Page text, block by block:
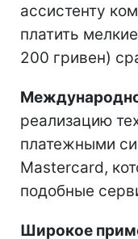
ассистенту
платить
200 гривен)
реализацию
платежными
Mastercard,
подобные
Широкое